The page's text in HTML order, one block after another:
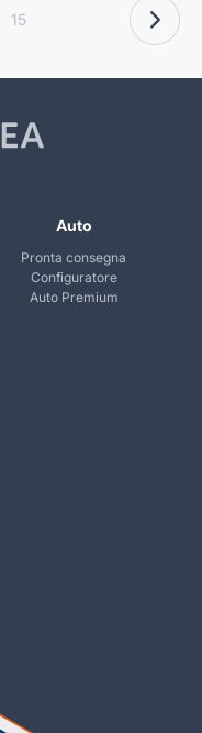
15
Auto
Pronta consegna
Configuratore
Auto Premium